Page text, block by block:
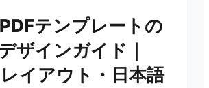
テンプレートの
ザインガイド｜
イアウト・日本語